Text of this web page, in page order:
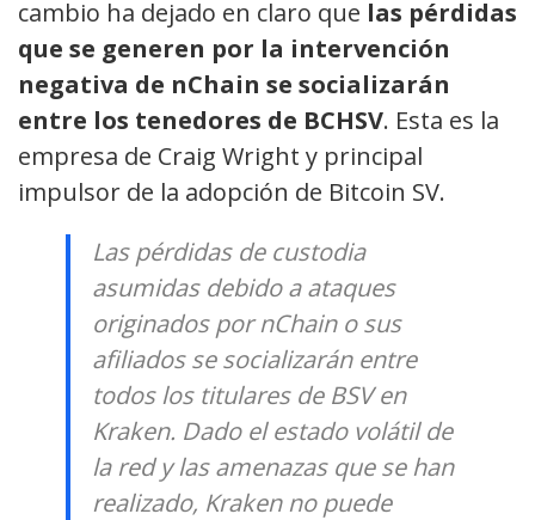
cambio ha dejado en claro que las pérdidas
que se generen por la intervención
negativa de nChain se socializarán
entre los tenedores de BCHSV. Esta es la
empresa de Craig Wright y principal
impulsor de la adopción de Bitcoin SV.
Las pérdidas de custodia
asumidas debido a ataques
originados por nChain o sus
afiliados se socializarán entre
todos los titulares de BSV en
Kraken. Dado el estado volátil de
la red y las amenazas que se han
realizado, Kraken no puede